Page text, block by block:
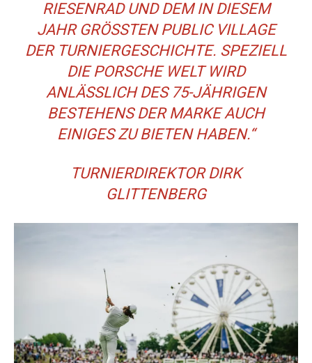
IESENRAD UND DEM IN DIESEM J
AHR GRÖSSTEN PUBLIC VILLAGE DE
R TURNIERGESCHICHTE. SPEZIELL DI
E PORSCHE WELT WIRD AN
LÄSSLICH DES 75-JÄHRIGEN BE
STEHENS DER MARKE AUCH EI
NIGES ZU BIETEN HABEN.“
TURNIERDIREKTOR DIRK
GLITTENBERG